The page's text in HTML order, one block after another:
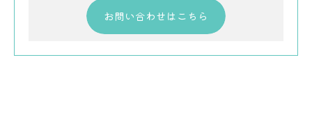
お問い合わせはこちら